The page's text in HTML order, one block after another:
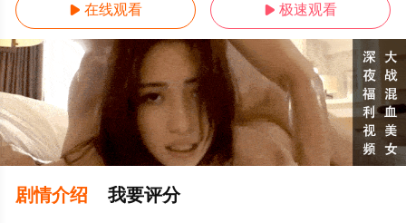
 在线观看  极速观看
剧情介绍 我要评分